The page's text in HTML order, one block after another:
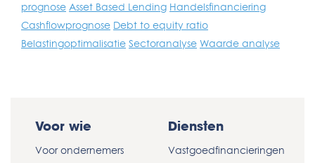
prognose Asset Based Lending Handelsfinanciering
Cashflowprognose Debt to equity ratio
Belastingoptimalisatie Sectoranalyse Waarde analyse
Voor wie
Voor ondernemers
Diensten
Vastgoedfinancieringen